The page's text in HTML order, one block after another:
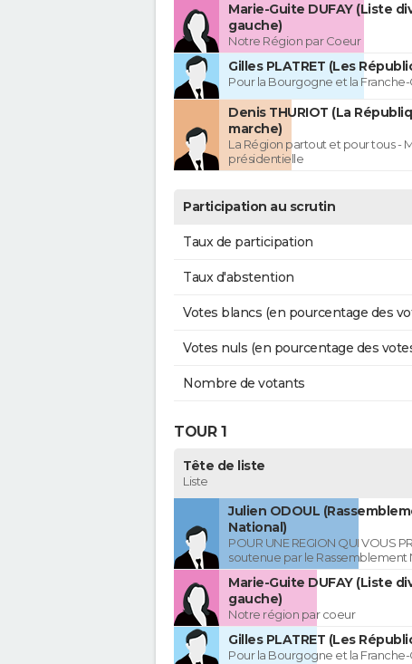
Marie-Guite DUFAY (Liste
gauche)
Notre Région par Coeur
Gilles PLATRET (Les
Pour la Bourgogne et la
Denis THURIOT (La
marche)
La Région partout et pour tous -
présidentielle
Participation au scrutin
Taux de participation
Taux d'abstention
Votes blancs (en pourcentage des
Votes nuls (en pourcentage des
Nombre de votants
TOUR 1
Tête de liste
Liste
Julien ODOUL
National)
POUR UNE REGION QUI VOUS
soutenue par le Rassemblement
Marie-Guite DUFAY (Liste
gauche)
Notre région par coeur
Gilles PLATRET (Les
Pour la Bourgogne et la